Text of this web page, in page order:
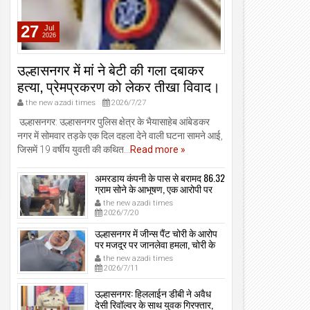
पदक साथ लेकर लौटे। 2026/8/6 किया।
the new azadi times
27 Jul
2026
उल्हासनगर में मां ने बेटी की गला दबाकर
हत्या, प्रेमप्रकरण को लेकर तीखा विवाद।
the new azadi times 2026/7/27
उल्हासनगर: उल्हासनगर पुलिस क्षेत्र के भैयासाहेब आंबेडकर
नगर में सोमवार तड़के एक दिल दहला देने वाली घटना सामने आई,
जिसमें 19 वर्षीय युवती की कथित...Read more »
अमरडाय कंपनी के पास से बरामद 86.32
ग्राम सोने के आभूषण, एक आरोपी पर
मामला दर्ज, उल्हासनगर-भायखळा पुलिस
ने घरफोड़ियों के संबंध में एक आरोपी से
महत्वपूर्ण पूछताछ के बाद आरोपी के साथी
के ठिकाने से 10,90,261 रुपये मूल्य के
सोने के आभूषण बरामद किए।
the new azadi times
2026/7/20
उल्हासनगर में जीन्स पैंट चोरी के आरोप
पर मजदूर पर जानलेवा हमला, चोरी के
संदेह में किडनैप कर कराई पिटाई, मजदूर
गंभीर रूप से जख्मी।
the new azadi times
2026/7/11
उल्हासनगर: हिललाईन डीबी ने अवैध
देसी रिवॉल्वर के साथ युवक गिरफ्तार,